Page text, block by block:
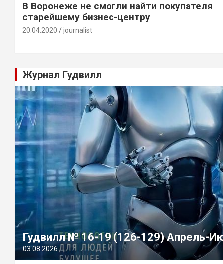
В Воронеже не смогли найти покупателя
старейшему бизнес-центру
20.04.2020 journalist
Журнал Гудвилл
Гудвилл № 16-19 (126-129) Апрель-
03.08.2026